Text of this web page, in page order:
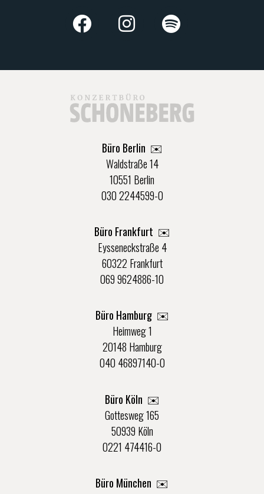
Büro Berlin ✉️
Waldstraße 14
10551 Berlin
030 2244599-0
Büro Frankfurt ✉️
Eysseneckstraße 4
60322 Frankfurt
069 9624886-10
Büro Hamburg ✉️
Heimweg 1
20148 Hamburg
040 46897140-0
Büro Köln ✉️
Gottesweg 165
50939 Köln
0221 474416-0
Büro München ✉️